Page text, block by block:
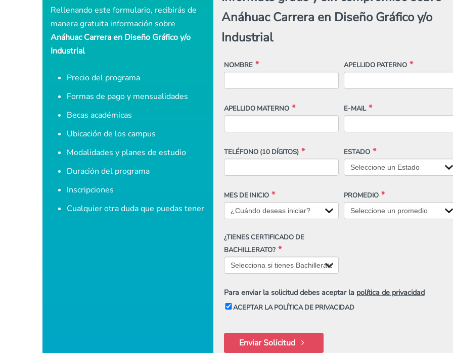
Rellenando este formulario, recibirás de
manera gratuita información sobre
Anáhuac Carrera en Diseño Gráfico y/o
Industrial
Precio del programa
Formas de pago y mensualidades
Becas académicas
Ubicación de los campus
Modalidades y planes de estudio
Duración del programa
Inscripciones
Cualquier otra duda que puedas tener
Anáhuac Carrera en Diseño Gráfico y/o
Industrial
NOMBRE APELLIDO PATERNO
APELLIDO MATERNO E-MAIL
TELÉFONO (10 DÍGITOS) ESTADO
MES DE INICIO PROMEDIO
¿TIENES CERTIFICADO DE
BACHILLERATO?
Para enviar la solicitud debes aceptar la política de privacidad
ACEPTAR LA POLÍTICA DE PRIVACIDAD
Enviar Solicitud